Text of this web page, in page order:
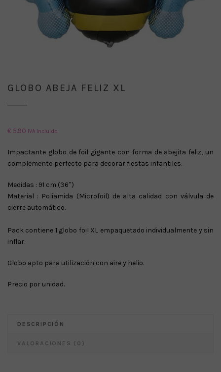
GLOBO ABEJA FELIZ XL
€ 5.90 IVA Incluido
Impactante globo de foil gigante con forma de abejita feliz, un
complemento perfecto para decorar fiestas infantiles.
Medidas : 91 cm (36″)
Material : Poliamida (Microfoil) de alta calidad con válvula de
cierre automático.
Pack contiene 1 globo foil XL empaquetado individualmente y sin
inflar.
Globo apto para utilización con aire y helio.
Precio por unidad.
DESCRIPCIÓN
VALORACIONES (0)